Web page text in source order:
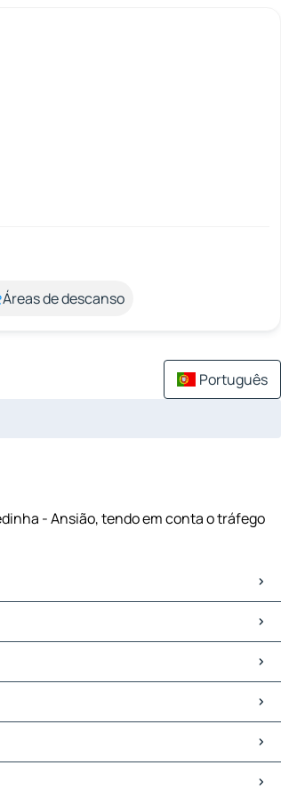
Áreas de descanso
Português
- Ansião, tendo em conta o tráfego